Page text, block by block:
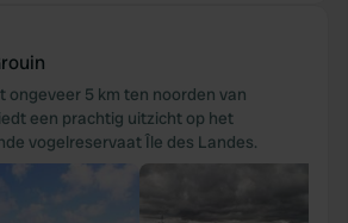
ongeveer 5 km ten noorden van
een prachtig uitzicht op het
vogelreservaat Île des Landes.